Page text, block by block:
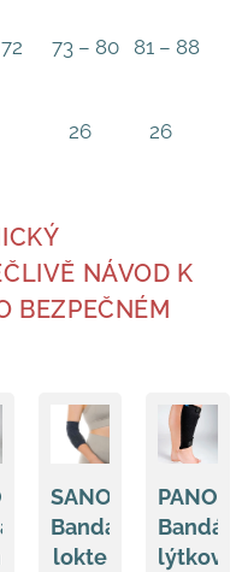
73 – 80 81 – 88
(cm) 26 26 26
NÁVOD K
BEZPEČNÉM
SANOMED
Bandáž
lokte
PANOP
Bandáž
lýtková